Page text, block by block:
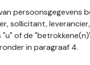
sollicitant,
"u" of de
in paragraaf 4.